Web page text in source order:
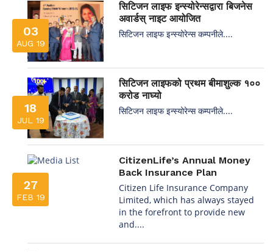
03
AUG 19
सिटिजन लाइफ इन्स्योरेन्सद्वारा बिजनेस
अवार्डस् नाइट आयोजित
सिटिजन लाइफ इन्स्योरेन्स कम्पनीले....
18
JUL 19
सिटिजन लाइफको प्रथम बीमाशुल्क १००
करोड नाघ्यो
सिटिजन लाइफ इन्स्योरेन्स कम्पनीले....
27
FEB 19
CitizenLife’s Annual Money
Back Insurance Plan
Citizen Life Insurance Company
Limited, which has always stayed
in the forefront to provide new
and....